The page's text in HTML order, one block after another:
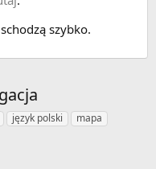
szybko.
język polski
mapa